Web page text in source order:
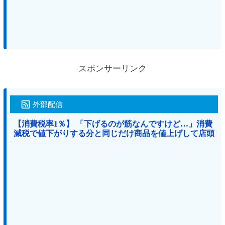
スポンサーリンク
外部配信
【消費税率1％】 「下げるのが筋なんですけど…」消費
減税で値下がりする分と同じだけ商品を値上げして店頭
価格を変えない店も